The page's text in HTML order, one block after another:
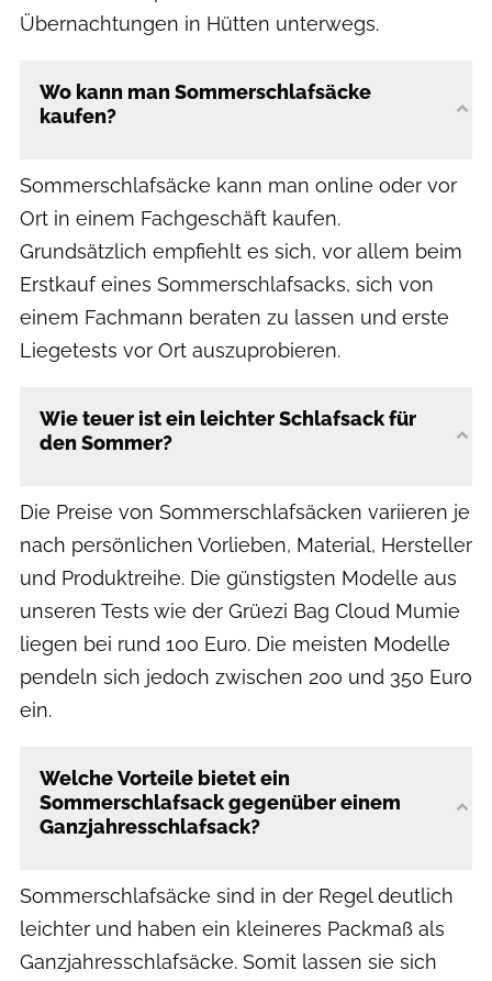
Übernachtungen in Hütten unterwegs.
Wo kann man Sommerschlafsäcke
kaufen?
Sommerschlafsäcke kann man online oder vor
Ort in einem Fachgeschäft kaufen.
Grundsätzlich empfiehlt es sich, vor allem beim
Erstkauf eines Sommerschlafsacks, sich von
einem Fachmann beraten zu lassen und erste
Liegetests vor Ort auszuprobieren.
Wie teuer ist ein leichter Schlafsack für
den Sommer?
Die Preise von Sommerschlafsäcken variieren je
nach persönlichen Vorlieben, Material, Hersteller
und Produktreihe. Die günstigsten Modelle aus
unseren Tests wie der Grüezi Bag Cloud Mumie
liegen bei rund 100 Euro. Die meisten Modelle
pendeln sich jedoch zwischen 200 und 350 Euro
ein.
Welche Vorteile bietet ein
Sommerschlafsack gegenüber einem
Ganzjahresschlafsack?
Sommerschlafsäcke sind in der Regel deutlich
leichter und haben ein kleineres Packmaß als
Ganzjahresschlafsäcke. Somit lassen sie sich